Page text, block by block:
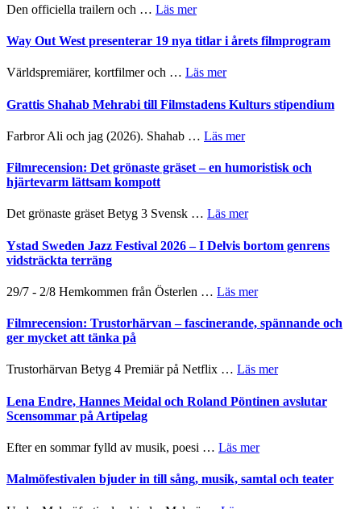
Den officiella trailern och … Läs merom
trailern
The
X-
I
to
–
Fox
Mulder
Dana
Scully
Way Out West presenterar 19 nya titlar i årets filmprogram
Världspremiärer, kortfilmer och … Läs merom
Out
West
19
titlar
filmprogram
Grattis Shahab Mehrabi till Filmstadens Kulturs stipendium
Farbror Ali och jag (2026). Shahab … Läs merom
Shahab
Kulturs
Filmrecension: Det grönaste gräset – en humoristisk och
hjärtevarm lättsam kompott
Det grönaste gräset Betyg 3 Svensk … Läs merom
Det
grönaste
en
och
kompott
Ystad Sweden Jazz Festival 2026 – I Delvis bortom genrens
vidsträckta terräng
29/7 - 2/8 Hemkommen från Österlen … Läs merom
Sweden
Jazz
–
Delvis
vidsträckta
Filmrecension: Trustorhärvan – fascinerande, spännande och
ger mycket att tänka på
Trustorhärvan Betyg 4 Premiär på Netflix … Läs merom
Trustorhärvan
–
mycket
Lena Endre, Hannes Meidal och Roland Pöntinen avslutar
Scensommar på Artipelag
Efter en sommar fylld av musik, poesi … Läs merom
Endre,
Malmöfestivalen bjuder in till sång, musik, samtal och teater